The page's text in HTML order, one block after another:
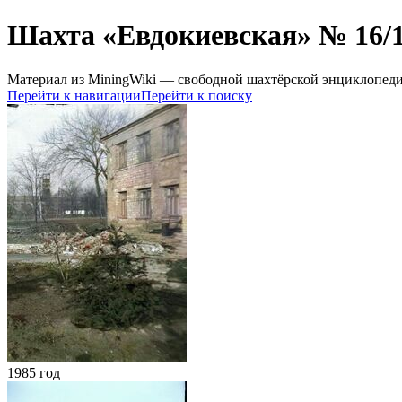
Шахта «Евдокиевская» № 16/
Материал из MiningWiki — свободной шахтёрской
Перейти к навигацииПерейти к поиску
1985 год